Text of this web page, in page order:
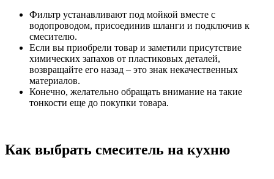
Фильтр устанавливают под мойкой вместе с
водопроводом, присоединив шланги и подключив к
смесителю.
Если вы приобрели товар и заметили присутствие
химических запахов от пластиковых деталей,
возвращайте его назад – это знак некачественных
материалов.
Конечно, желательно обращать внимание на такие
тонкости еще до покупки товара.
Как выбрать смеситель на кухню